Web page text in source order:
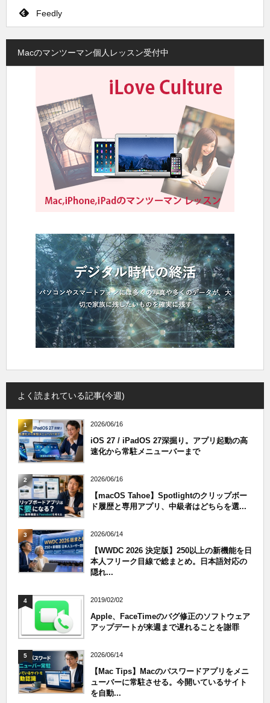
Feedly
Macのマンツーマン個人レッスン受付中
よく読まれている記事(今週)
1 2026/06/16
iOS 27 / iPadOS 27深掘り。アプリ起動の高
速化から常駐メニューバーまで
2 2026/06/16
【macOS Tahoe】Spotlightのクリップボー
ド履歴と専用アプリ、中級者はどちらを選...
3 2026/06/14
【WWDC 2026 決定版】250以上の新機能を日
本人フリーク目線で総まとめ。日本語対応の
隠れ...
4 2019/02/02
Apple、FaceTimeのバグ修正のソフトウェア
アップデートが来週まで遅れることを謝罪
5 2026/06/14
【Mac Tips】Macのパスワードアプリをメニ
ューバーに常駐させる。今開いているサイト
を自動...